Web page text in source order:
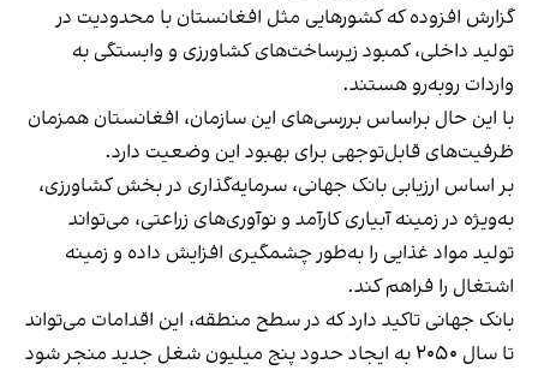
گزارش افزوده که کشورهایی مثل افغانستان با محدودیت در
تولید داخلی، کمبود زیرساخت‌های کشاورزی و وابستگی به
واردات روبه‌رو هستند.
با این حال براساس بررسی‌های این سازمان، افغانستان همزمان
ظرفیت‌های قابل‌توجهی برای بهبود این وضعیت دارد.
بر اساس ارزیابی بانک جهانی، سرمایه‌گذاری در بخش کشاورزی،
به‌ویژه در زمینه آبیاری کارآمد و نوآوری‌های زراعتی، می‌تواند
تولید مواد غذایی را به‌طور چشمگیری افزایش داده و زمینه
اشتغال را فراهم کند.
بانک جهانی تاکید دارد که در سطح منطقه، این اقدامات می‌تواند
تا سال ۲۰۵۰ به ایجاد حدود پنج میلیون شغل جدید منجر شود